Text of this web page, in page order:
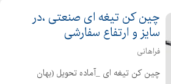
چین کن تیغه ای صنعتی ،در
سایز و ارتفاع سفارشی
فراهانی
چین کن تیغه ای _آماده تحویل (بهان